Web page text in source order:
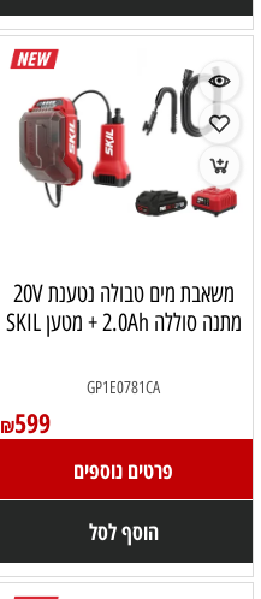
משאבת מים טבולה נטענת 20V
מתנה סוללה 2.0Ah + מטען SKIL
GP1E0781CA
₪599
פרטים נוספים
הוסף לסל